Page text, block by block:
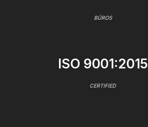
BÜROS
ISO 9001:2015
CERTIFIED